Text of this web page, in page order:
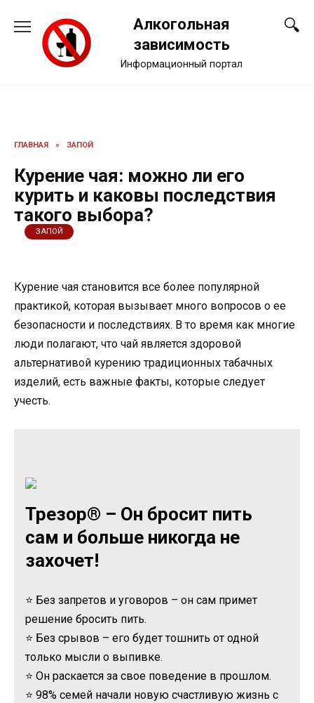
содержанию
Алкогольная
зависимость
Информационный портал
ГЛАВНАЯ » ЗАПОЙ
Курение чая: можно ли его
курить и каковы последствия
такого выбора?
ЗАПОЙ
Курение чая становится все более популярной
практикой, которая вызывает много вопросов о ее
безопасности и последствиях. В то время как многие
люди полагают, что чай является здоровой
альтернативой курению традиционных табачных
изделий, есть важные факты, которые следует
учесть.
Трезор® – Он бросит пить
сам и больше никогда не
захочет!
⭐ Без запретов и уговоров – он сам примет
решение бросить пить.
⭐ Без срывов – его будет тошнить от одной
только мысли о выпивке.
⭐ Он раскается за свое поведение в прошлом.
⭐ 98% семей начали новую счастливую жизнь с